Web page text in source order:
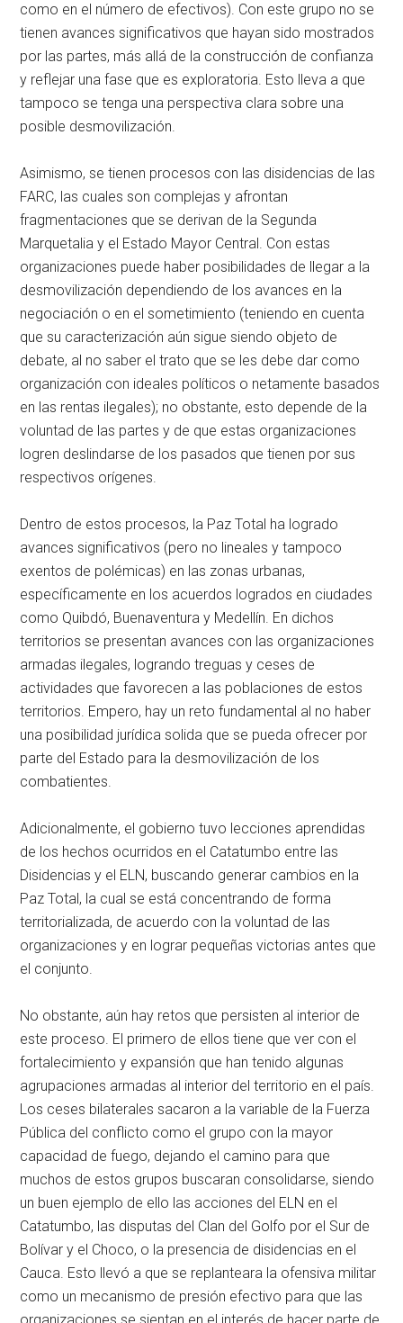
como en el número de efectivos). Con este grupo no se
tienen avances significativos que hayan sido mostrados
por las partes, más allá de la construcción de confianza
y reflejar una fase que es exploratoria. Esto lleva a que
tampoco se tenga una perspectiva clara sobre una
posible desmovilización.
Asimismo, se tienen procesos con las disidencias de las
FARC, las cuales son complejas y afrontan
fragmentaciones que se derivan de la Segunda
Marquetalia y el Estado Mayor Central. Con estas
organizaciones puede haber posibilidades de llegar a la
desmovilización dependiendo de los avances en la
negociación o en el sometimiento (teniendo en cuenta
que su caracterización aún sigue siendo objeto de
debate, al no saber el trato que se les debe dar como
organización con ideales políticos o netamente basados
en las rentas ilegales); no obstante, esto depende de la
voluntad de las partes y de que estas organizaciones
logren deslindarse de los pasados que tienen por sus
respectivos orígenes.
Dentro de estos procesos, la Paz Total ha logrado
avances significativos (pero no lineales y tampoco
exentos de polémicas) en las zonas urbanas,
específicamente en los acuerdos logrados en ciudades
como Quibdó, Buenaventura y Medellín. En dichos
territorios se presentan avances con las organizaciones
armadas ilegales, logrando treguas y ceses de
actividades que favorecen a las poblaciones de estos
territorios. Empero, hay un reto fundamental al no haber
una posibilidad jurídica solida que se pueda ofrecer por
parte del Estado para la desmovilización de los
combatientes.
Adicionalmente, el gobierno tuvo lecciones aprendidas
de los hechos ocurridos en el Catatumbo entre las
Disidencias y el ELN, buscando generar cambios en la
Paz Total, la cual se está concentrando de forma
territorializada, de acuerdo con la voluntad de las
organizaciones y en lograr pequeñas victorias antes que
el conjunto.
No obstante, aún hay retos que persisten al interior de
este proceso. El primero de ellos tiene que ver con el
fortalecimiento y expansión que han tenido algunas
agrupaciones armadas al interior del territorio en el país.
Los ceses bilaterales sacaron a la variable de la Fuerza
Pública del conflicto como el grupo con la mayor
capacidad de fuego, dejando el camino para que
muchos de estos grupos buscaran consolidarse, siendo
un buen ejemplo de ello las acciones del ELN en el
Catatumbo, las disputas del Clan del Golfo por el Sur de
Bolívar y el Choco, o la presencia de disidencias en el
Cauca. Esto llevó a que se replanteara la ofensiva militar
como un mecanismo de presión efectivo para que las